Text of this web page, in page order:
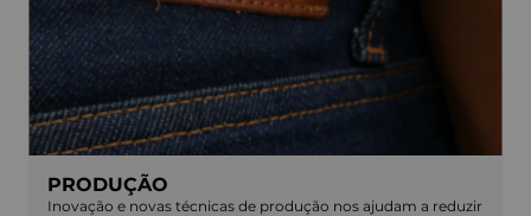
PRODUÇÃO
Inovação e novas técnicas de produção nos ajudam a reduzir